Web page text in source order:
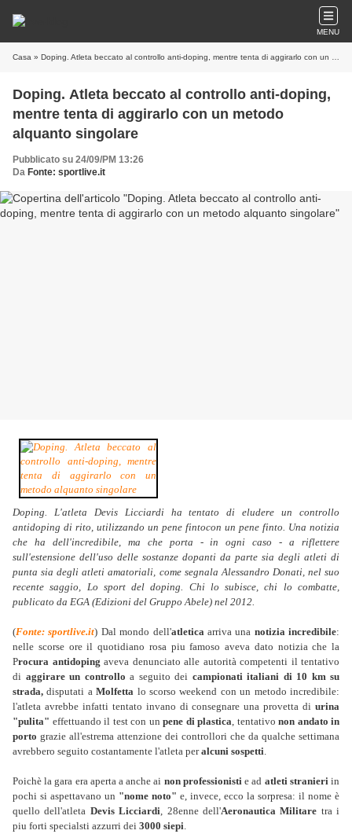
MENU
Casa » Doping. Atleta beccato al controllo anti-doping, mentre tenta di aggirarlo con un metodo alquanto singolare
Doping. Atleta beccato al controllo anti-doping,
mentre tenta di aggirarlo con un metodo
alquanto singolare
Pubblicato su 24/09/PM 13:26
Da Fonte: sportlive.it
Doping. L'atleta Devis Licciardi ha tentato di eludere un controllo
antidoping di rito, utilizzando un pene fintocon un pene finto. Una notizia
che ha dell'incredibile, ma che porta - in ogni caso - a riflettere
sull'estensione dell'uso delle sostanze dopanti da parte sia degli atleti di
punta sia degli atleti amatoriali, come segnala Alessandro Donati, nel suo
recente saggio, Lo sport del doping. Chi lo subisce, chi lo combatte,
publicato da EGA (Edizioni del Gruppo Abele) nel 2012.
(Fonte: sportlive.it) Dal mondo dell'atleticaarriva una notizia incredibile:
nelle scorse ore il quotidiano rosa piu famoso aveva dato notizia che la
Procura antidoping aveva denunciato alle autorità competenti il tentativo
di aggirare un controllo a seguito dei campionati italiani di 10 km su
strada,disputati aMolfetta lo scorso weekend con un metodo incredibile:
l'atleta avrebbe infatti tentato invano di consegnare una provetta di urina
"pulita" effettuando il test con un pene di plastica, tentativo non andato in
porto grazie all'estrema attenzione dei controllori che da qualche settimana
avrebbero seguito costantamente l'atleta peralcuni sospetti.
Poichè la gara era aperta a anche ai non professionistie ad atleti stranieriin
pochi si aspettavano un "nome noto" e, invece, ecco la sorpresa: il nome è
quello dell'atleta Devis Licciardi, 28enne dell'Aeronautica Militare tra i
piu forti specialsti azzurri dei 3000 siepi.